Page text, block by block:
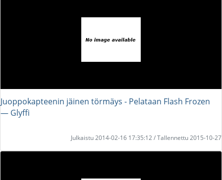
Juoppokapteenin jäinen törmäys - Pelataan Flash Frozen
― Glyffi
Julkaistu 2014-02-16 17:35:12 / Tallennettu 2015-10-27